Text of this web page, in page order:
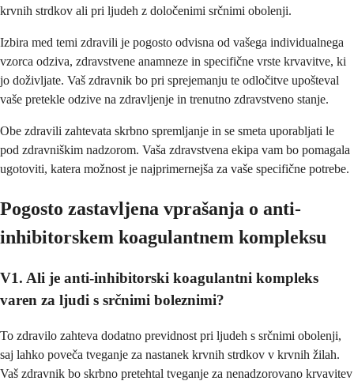
krvnih strdkov ali pri ljudeh z določenimi srčnimi obolenji.
Izbira med temi zdravili je pogosto odvisna od vašega individualnega
vzorca odziva, zdravstvene anamneze in specifične vrste krvavitve, ki
jo doživljate. Vaš zdravnik bo pri sprejemanju te odločitve upošteval
vaše pretekle odzive na zdravljenje in trenutno zdravstveno stanje.
Obe zdravili zahtevata skrbno spremljanje in se smeta uporabljati le
pod zdravniškim nadzorom. Vaša zdravstvena ekipa vam bo pomagala
ugotoviti, katera možnost je najprimernejša za vaše specifične potrebe.
Pogosto zastavljena vprašanja o anti-
inhibitorskem koagulantnem kompleksu
V1. Ali je anti-inhibitorski koagulantni kompleks
varen za ljudi s srčnimi boleznimi?
To zdravilo zahteva dodatno previdnost pri ljudeh s srčnimi obolenji,
saj lahko poveča tveganje za nastanek krvnih strdkov v krvnih žilah.
Vaš zdravnik bo skrbno pretehtal tveganje za nenadzorovano krvavitev